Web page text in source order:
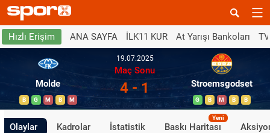
Hızlı Erişim ANA SAYFA İLK11 KUR At Yarışı Bankoları
Molde
B G M B M
19.07.2025
Maç Sonu
4 - 1 Stroemsgodset
G B M B B
Olaylar Kadrolar İstatistik Baskı Haritası
Yeni